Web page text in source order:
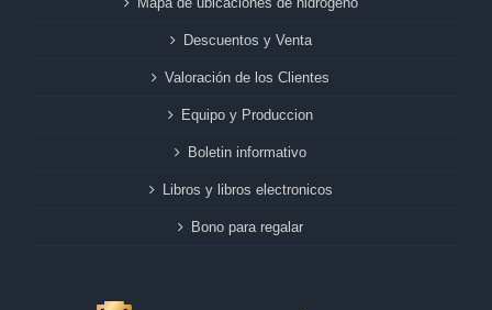
Descuentos y Venta
Valoración de los Clientes
Equipo y Produccion
Boletin informativo
Libros y libros electronicos
Bono para regalar